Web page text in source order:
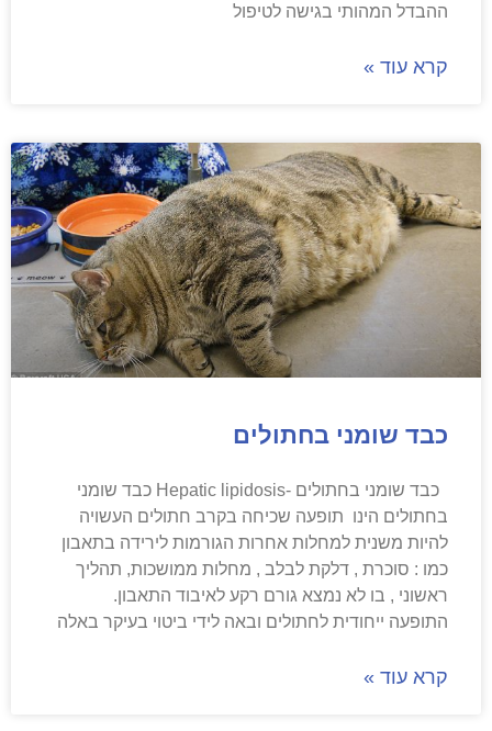
ההבדל המהותי בגישה לטיפול
קרא עוד »
כבד שומני בחתולים
כבד שומני בחתולים -Hepatic lipidosis כבד שומני
בחתולים הינו תופעה שכיחה בקרב חתולים העשויה
להיות משנית למחלות אחרות הגורמות לירידה בתאבון
כמו : סוכרת , דלקת לבלב , מחלות ממושכות, תהליך
ראשוני , בו לא נמצא גורם רקע לאיבוד התאבון.
התופעה ייחודית לחתולים ובאה לידי ביטוי בעיקר באלה
קרא עוד »